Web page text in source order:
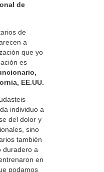
de
de
a
que yo
es
EE.UU.
individuo a
del dolor y
sino
también
duradero a
en
podamos